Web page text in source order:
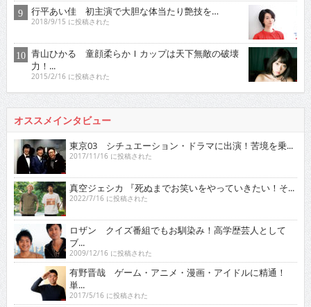
行平あい佳 初主演で大胆な体当たり艶技を…
2018/9/15 に投稿された
青山ひかる 童顔柔らかＩカップは天下無敵の破壊
力！...
2015/2/16 に投稿された
オススメインタビュー
東京03 シチュエーション・ドラマに出演！苦境を乗...
2017/11/16 に投稿された
真空ジェシカ 『死ぬまでお笑いをやっていきたい！そ...
2022/7/16 に投稿された
ロザン クイズ番組でもお馴染み！高学歴芸人として
ブ...
2009/12/16 に投稿された
有野晋哉 ゲーム・アニメ・漫画・アイドルに精通！
単...
2017/5/16 に投稿された